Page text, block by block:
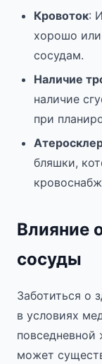
Кровоток:
хорошо
сосудам.
Наличие
наличие
при
бляшки,
Влияние
сосуды
Заботиться о
в условиях
может